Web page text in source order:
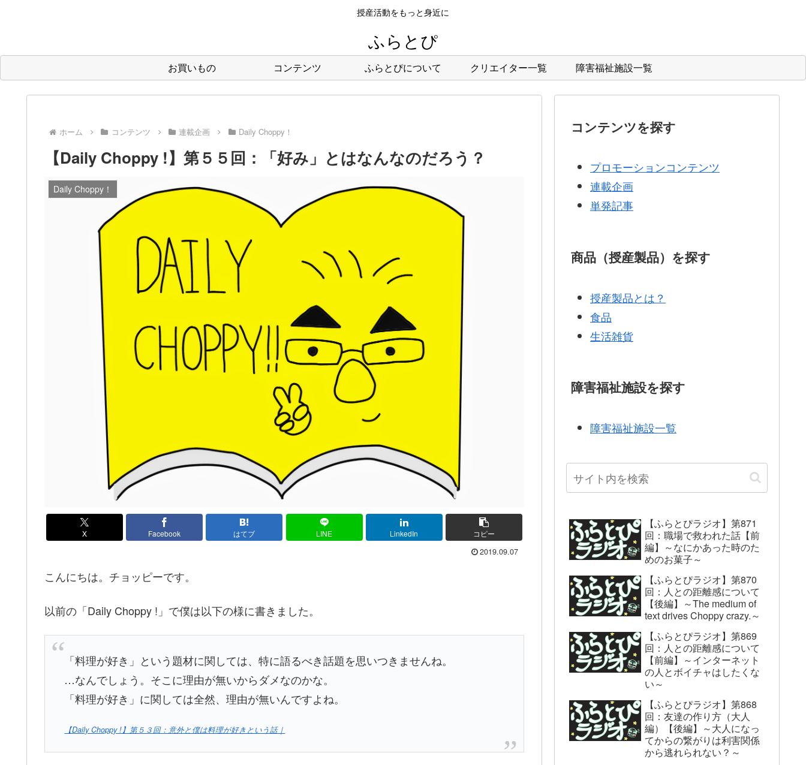
授産活動をもっと身近に
ふらとぴ
お買いもの コンテンツ ふらとぴについて クリエイター一覧 障害福祉施設一覧
ホーム コンテンツ 連載企画 Daily Choppy！
【Daily Choppy !】第５５回：「好み」とはなんなのだろう？
Daily Choppy！
X Facebook はてブ LINE LinkedIn コピー
2019.09.07
こんにちは。チョッピーです。
以前の「Daily Choppy !」で僕は以下の様に書きました。
「料理が好き」という題材に関しては、特に語るべき話題を思いつきませんね。
…なんでしょう。そこに理由が無いからダメなのかな。
「料理が好き」に関しては全然、理由が無いんですよね。
【Daily Choppy !】第５３回：意外と僕は料理が好きという話｜
コンテンツを探す
プロモーションコンテンツ
連載企画
単発記事
商品（授産製品）を探す
授産製品とは？
食品
生活雑貨
障害福祉施設を探す
障害福祉施設一覧
【ふらとぴラジオ】第871
回：職場で救われた話【前
編】～なにかあった時のた
めのお菓子～
【ふらとぴラジオ】第870
回：人との距離感について
【後編】～The medium of
text drives Choppy crazy.～
【ふらとぴラジオ】第869
回：人との距離感について
【前編】～インターネット
の人とボイチャはしたくな
い～
【ふらとぴラジオ】第868
回：友達の作り方（大人
編）【後編】～大人になっ
てからの繋がりは利害関係
から逃れられない？～